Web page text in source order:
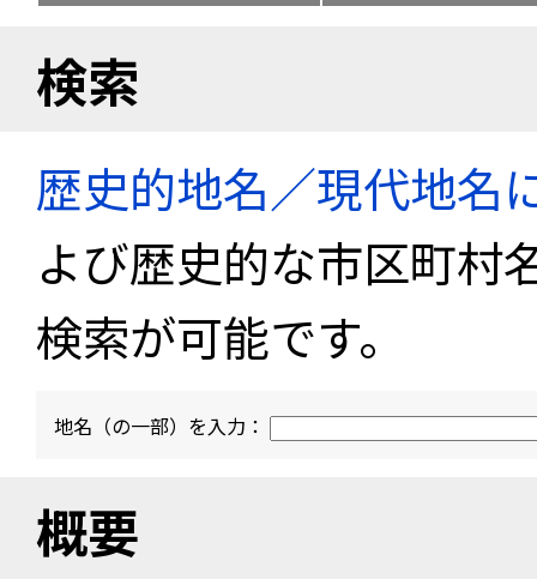
検索
歴史的地名／現代地名
よび歴史的な市区町村
検索が可能です。
地名（の一部）を入力：
概要